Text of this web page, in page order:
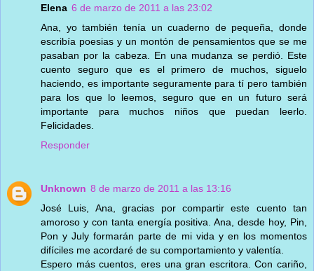
Elena 6 de marzo de 2011 a las 23:02
Ana, yo también tenía un cuaderno de pequeña, donde
escribía poesias y un montón de pensamientos que se me
pasaban por la cabeza. En una mudanza se perdió. Este
cuento seguro que es el primero de muchos, siguelo
haciendo, es importante seguramente para tí pero también
para los que lo leemos, seguro que en un futuro será
importante para muchos niños que puedan leerlo.
Felicidades.
Responder
Unknown 8 de marzo de 2011 a las 13:16
José Luis, Ana, gracias por compartir este cuento tan
amoroso y con tanta energía positiva. Ana, desde hoy, Pin,
Pon y July formarán parte de mi vida y en los momentos
difíciles me acordaré de su comportamiento y valentía.
Espero más cuentos, eres una gran escritora. Con cariño,